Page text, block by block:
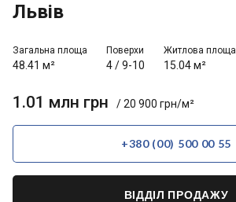
Львів
Загальна площа
48.41 м²
Поверхи
4/9-10
Житлова площа
15.04 м²
1.01 млн грн / 20 900 грн/м²
+380 (00) 500 00 55
ВІДДІЛ ПРОДАЖУ